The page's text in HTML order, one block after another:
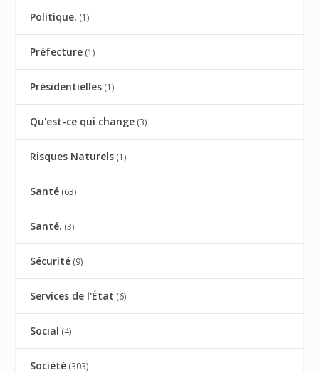
Politique. (1)
Préfecture (1)
Présidentielles (1)
Qu'est-ce qui change (3)
Risques Naturels (1)
Santé (63)
Santé. (3)
Sécurité (9)
Services de l'État (6)
Social (4)
Société (303)